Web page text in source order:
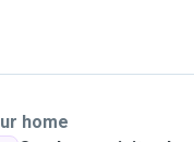
home